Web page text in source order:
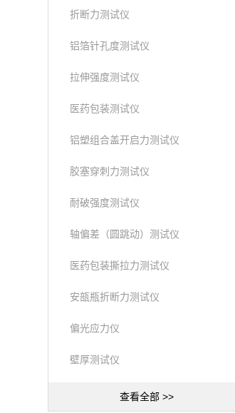
折断力测试仪
铝箔针孔度测试仪
拉伸强度测试仪
医药包装测试仪
铝塑组合盖开启力测试仪
胶塞穿刺力测试仪
耐破强度测试仪
轴偏差（圆跳动）测试仪
医药包装撕拉力测试仪
安瓿瓶折断力测试仪
偏光应力仪
壁厚测试仪
查看全部 >>